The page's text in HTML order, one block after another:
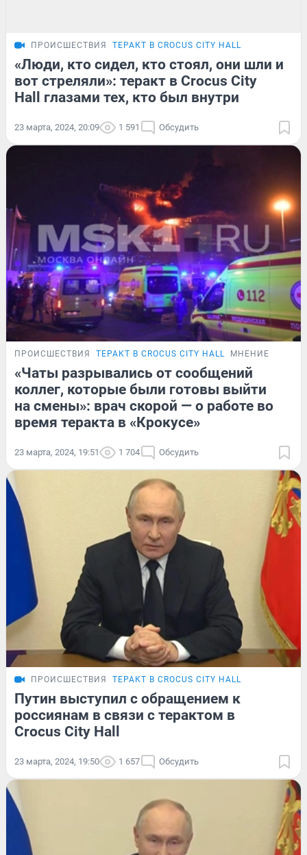
ПРОИСШЕСТВИЯ ТЕРАКТ В CROCUS CITY HALL
«Люди, кто сидел, кто стоял, они шли и
вот стреляли»: теракт в Crocus City
Hall глазами тех, кто был внутри
23 марта, 2024, 20:09 1 591 Обсудить
ПРОИСШЕСТВИЯ ТЕРАКТ В CROCUS CITY HALL МНЕНИЕ
«Чаты разрывались от сообщений
коллег, которые были готовы выйти
на смены»: врач скорой — о работе во
время теракта в «Крокусе»
23 марта, 2024, 19:51 1 704 Обсудить
ПРОИСШЕСТВИЯ ТЕРАКТ В CROCUS CITY HALL
Путин выступил с обращением к
россиянам в связи с терактом в
Crocus City Hall
23 марта, 2024, 19:50 1 657 Обсудить